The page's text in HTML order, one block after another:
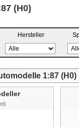
(H0)
Hersteller
1:87 (H0)